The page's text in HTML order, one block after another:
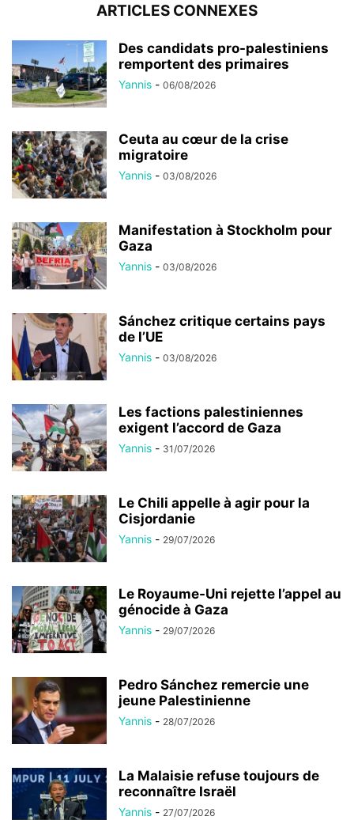
ARTICLES CONNEXES
Des candidats pro-palestiniens
remportent des primaires
Yannis - 06/08/2026
Ceuta au cœur de la crise
migratoire
Yannis - 03/08/2026
Manifestation à Stockholm pour
Gaza
Yannis - 03/08/2026
Sánchez critique certains pays
de l’UE
Yannis - 03/08/2026
Les factions palestiniennes
exigent l’accord de Gaza
Yannis - 31/07/2026
Le Chili appelle à agir pour la
Cisjordanie
Yannis - 29/07/2026
Le Royaume-Uni rejette l’appel au
génocide à Gaza
Yannis - 29/07/2026
Pedro Sánchez remercie une
jeune Palestinienne
Yannis - 28/07/2026
La Malaisie refuse toujours de
reconnaître Israël
Yannis - 27/07/2026